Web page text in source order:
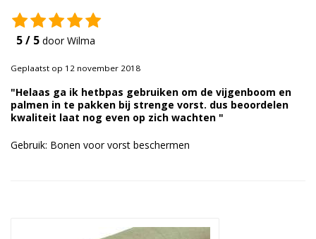
Tape en stickers
Bedrukte verpakkingen
5 / 5 door Wilma
Geplaatst op 12 november 2018
"Helaas ga ik hetbpas gebruiken om de vijgenboom en
palmen in te pakken bij strenge vorst. dus beoordelen
kwaliteit laat nog even op zich wachten "
Gebruik: Bonen voor vorst beschermen